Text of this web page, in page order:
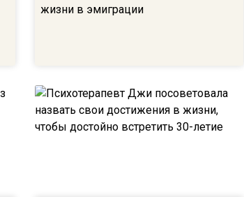
жизни в эмиграции